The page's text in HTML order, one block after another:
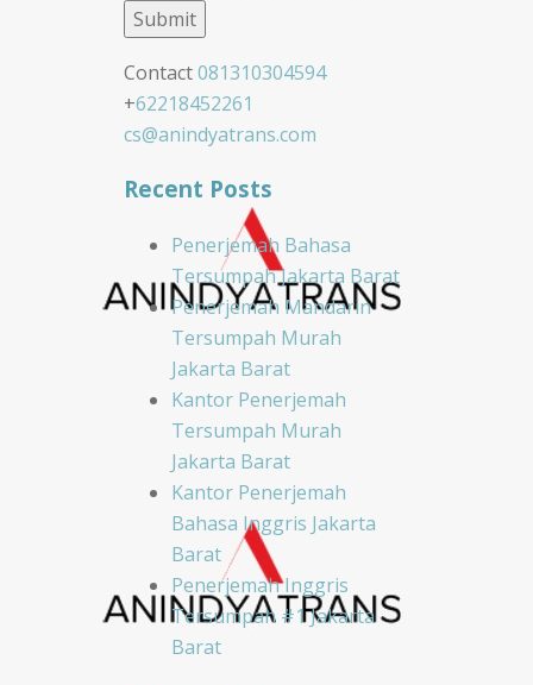
Contact081310304594
+62218452261
cs@anindyatrans.com
Recent Posts
Penerjemah Bahasa
Tersumpah Jakarta Barat
Penerjemah Mandarin
Tersumpah Murah
Jakarta Barat
Kantor Penerjemah
Tersumpah Murah
Jakarta Barat
Kantor Penerjemah
Bahasa Inggris Jakarta
Barat
Penerjemah Inggris
Tersumpah #1 Jakarta
Barat